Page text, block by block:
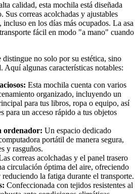
calidad, esta mochila está diseñada
Sus correas acolchadas y ajustables
en los días más ocupados. La asa
fácil en modo "a mano" cuando
no solo por su estética, sino
algunas características notables:
Esta mochila cuenta con varios
organizado, incluyendo un
para tus libros, ropa o equipo, así
para un acceso rápido a tus objetos
ordenador: Un espacio dedicado
portátil de manera segura,
y rasguños.
correas acolchadas y el panel trasero
circulación óptima del aire, ofreciendo
la fatiga durante el transporte.
Confeccionada con tejidos resistentes al